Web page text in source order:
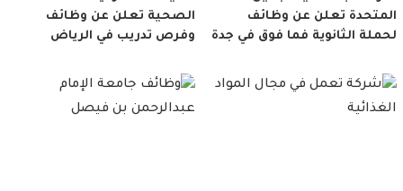
المتحدة تعلن عن وظائف
لحملة الثانوية فما فوق في جدة
الصحية تعلن عن وظائف
وفرص تدريب في الرياض